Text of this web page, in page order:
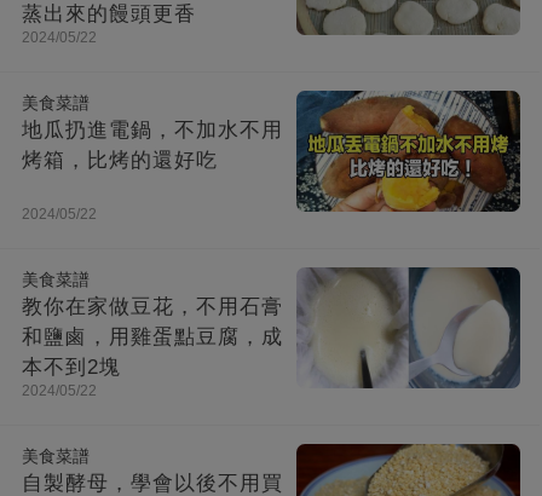
蒸出來的饅頭更香
2024/05/22
美食菜譜
地瓜扔進電鍋，不加水不用
烤箱，比烤的還好吃
2024/05/22
美食菜譜
教你在家做豆花，不用石膏
和鹽鹵，用雞蛋點豆腐，成
本不到2塊
2024/05/22
美食菜譜
自製酵母，學會以後不用買